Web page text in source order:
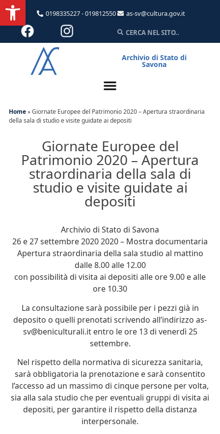
0198335227 - 019812550 as-sv@cultura.gov.it
Archivio di Stato di
Savona
Home»Giornate Europee del Patrimonio 2020 – Apertura straordinaria
della sala di studio e visite guidate ai depositi
Giornate Europee del
Patrimonio 2020 – Apertura
straordinaria della sala di
studio e visite guidate ai
depositi
Archivio di Stato di Savona
26 e 27 settembre 2020 2020 – Mostra documentaria
Apertura straordinaria della sala studio al mattino
dalle 8.00 alle 12.00
con possibilità di visita ai depositi alle ore 9.00 e alle
ore 10.30
La consultazione sarà possibile per i pezzi già in
deposito o quelli prenotati scrivendo all’indirizzo as-
sv@beniculturali.it entro le ore 13 di venerdì 25
settembre.
Nel rispetto della normativa di sicurezza sanitaria,
sarà obbligatoria la prenotazione e sarà consentito
l’accesso ad un massimo di cinque persone per volta,
sia alla sala studio che per eventuali gruppi di visita ai
depositi, per garantire il rispetto della distanza
interpersonale.